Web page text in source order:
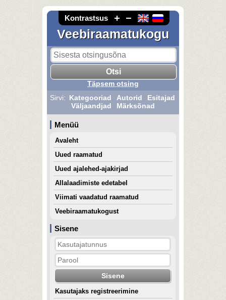
Kontrastsus
Veebiraamatukogu
Sisene
Kasutajaks registreerimine
Täpsem otsing
Sirvi: Kategooriad Autorid
Esitajad
Väljaandjad
Märksõnad
Menüü
Avaleht
Uued raamatud
Uued ajalehed-ajakirjad
Allalaadimiste edetabel
Viimati vaadatud raamatud
Veebiraamatukogust